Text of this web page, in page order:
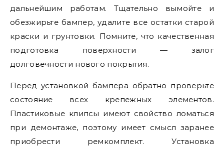
дальнейшим работам. Тщательно вымойте и
обезжирьте бампер, удалите все остатки старой
краски и грунтовки. Помните, что качественная
подготовка поверхности — залог
долговечности нового покрытия.
Перед установкой бампера обратно проверьте
состояние всех крепежных элементов.
Пластиковые клипсы имеют свойство ломаться
при демонтаже, поэтому имеет смысл заранее
приобрести ремкомплект. Установка